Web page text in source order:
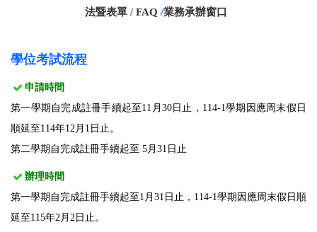
法暨表單 /FAQ /業務承辦窗口
學位考試流程
申請時間
第一學期自完成註冊手續起至11 月30日止，114-1學期因應周末假日
順延至114年12月1日止。
第二學期自完成註冊手續起至 5月31日 止
辦理時間
第一學期自完成註冊手續起至1月31日止，114-1學期因應周末假日順
延至115年2月2日止。